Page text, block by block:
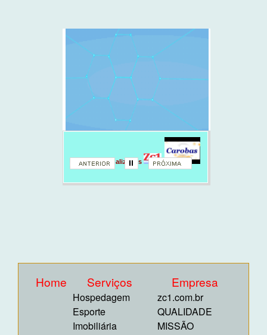
Emails personalizados
Home Serviços
Hospedagem
Esporte
Imobiliária
Empresa
zc1.com.br
QUALIDADE
MISSÃO